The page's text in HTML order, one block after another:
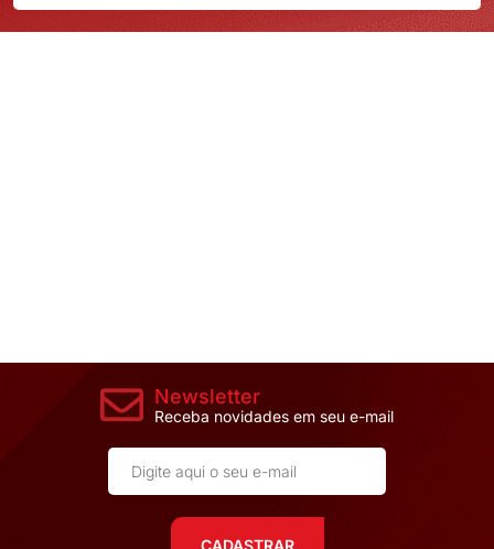
Newsletter
Receba novidades em seu e-mail
CADASTRAR